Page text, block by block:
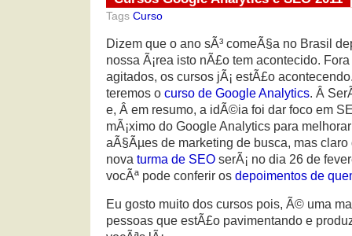
Tags Curso
Dizem que o ano sÃ³ comeÃ§a no Brasil
nossa Ã¡rea isto nÃ£o tem acontecido.
agitados, os cursos jÃ¡ estÃ£o
teremos o curso de Google Analytics. Â
e, Â em resumo, a idÃ©ia foi dar foco em
mÃ¡ximo do Google Analytics para
aÃ§Ãµes de marketing de busca, mas claro
nova turma de SEO serÃ¡ no dia 26 de
vocÃª pode conferir os depoimentos de
Eu gosto muito dos cursos pois, Ã© uma
pessoas que estÃ£o pavimentando e